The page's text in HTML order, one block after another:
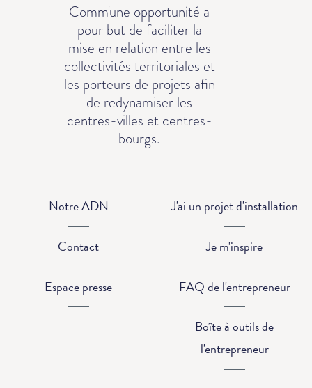
Comm'une opportunité a
pour but de faciliter la
mise en relation entre les
collectivités territoriales et
les porteurs de projets afin
de redynamiser les
centres-villes et centres-
bourgs.
Notre ADN
Contact
Espace presse
J'ai un projet d'installation
Je m'inspire
FAQ de l'entrepreneur
Boîte à outils de
l'entrepreneur